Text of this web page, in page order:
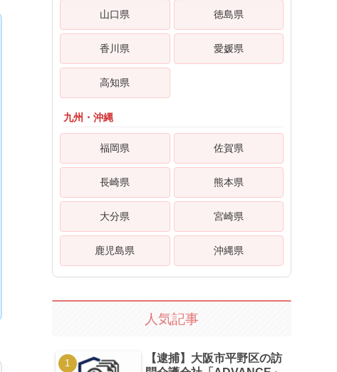
山口県 徳島県
香川県 愛媛県
高知県
九州・沖縄
福岡県 佐賀県
長崎県 熊本県
大分県 宮崎県
鹿児島県 沖縄県
人気記事
【逮捕】大阪市平野区の訪